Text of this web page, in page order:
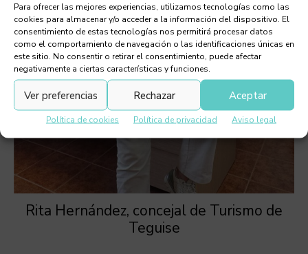
Para ofrecer las mejores experiencias, utilizamos tecnologías como las
cookies para almacenar y/o acceder a la información del dispositivo. El
consentimiento de estas tecnologías nos permitirá procesar datos
como el comportamiento de navegación o las identificaciones únicas en
este sitio. No consentir o retirar el consentimiento, puede afectar
negativamente a ciertas características y funciones.
Aceptar
Rechazar
Ver preferencias
Política de cookies Política de privacidad Aviso legal
Rita Hernández, concejal de Turismo de
Teguise